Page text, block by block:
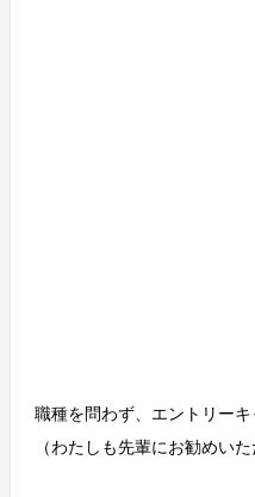
職種を問わず、エントリー
（わたしも先輩にお勧めい